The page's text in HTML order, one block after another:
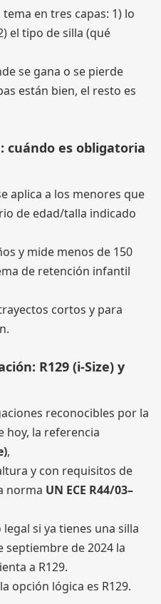
en tres capas: 1) lo
el tipo de silla (qué
se gana o se pierde
están bien, el resto es
cuándo es obligatoria
aplica a los menores que
de edad/talla indicado
y mide menos de 150
de retención infantil
cortos y para
R129 (i-Size) y
reconocibles por la
hoy, la referencia
,
y con requisitos de
norma UN ECE R44/03–
si ya tienes una silla
septiembre de 2024 la
a R129.
opción lógica es R129.